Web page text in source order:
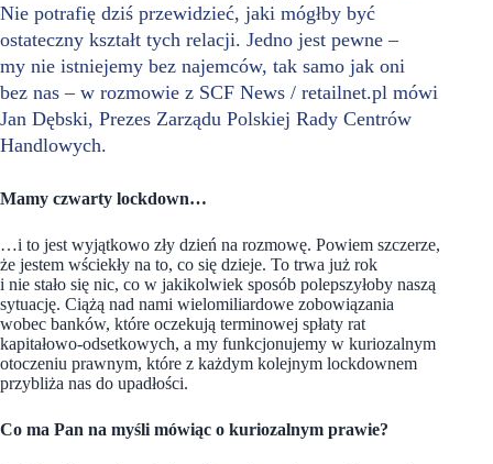
Nie potrafię dziś przewidzieć, jaki mógłby być
ostateczny kształt tych relacji. Jedno jest pewne –
my nie istniejemy bez najemców, tak samo jak oni
bez nas – w rozmowie z SCF News / retailnet.pl mówi
Jan Dębski, Prezes Zarządu Polskiej Rady Centrów
Handlowych.
Mamy czwarty lockdown…
…i to jest wyjątkowo zły dzień na rozmowę. Powiem szczerze,
że jestem wściekły na to, co się dzieje. To trwa już rok
i nie stało się nic, co w jakikolwiek sposób polepszyłoby naszą
sytuację. Ciążą nad nami wielomiliardowe zobowiązania
wobec banków, które oczekują terminowej spłaty rat
kapitałowo-odsetkowych, a my funkcjonujemy w kuriozalnym
otoczeniu prawnym, które z każdym kolejnym lockdownem
przybliża nas do upadłości.
Co ma Pan na myśli mówiąc o kuriozalnym prawie?